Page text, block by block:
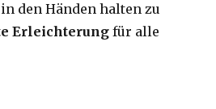
den Händen halten zu
Erleichterung für alle